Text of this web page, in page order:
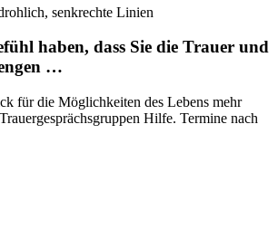
haben, dass Sie die Trauer und
…
für die Möglichkeiten des Lebens mehr
Hilfe. Termine nach